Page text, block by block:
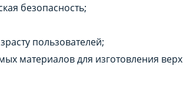
безопасность;
пользователей;
материалов для изготовления